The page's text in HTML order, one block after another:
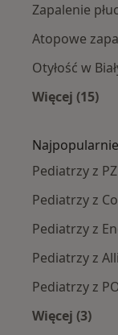
Zapalenie
Atopowe
Otyłość w
Więcej (15)
Pediatrzy z
Pediatrzy z
Pediatrzy z
Pediatrzy z
Pediatrzy z
Więcej (3)